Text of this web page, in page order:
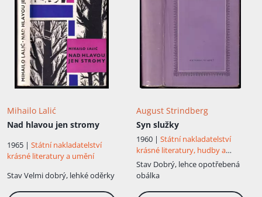
Mihailo Lalić
Nad hlavou jen stromy
1965 | Státní nakladatelství
krásné literatury a umění
StavVelmi dobrý, lehké oděrky
August Strindberg
Syn služky
1960 | Státní nakladatelství
krásné literatury, hudby a
umění
Stav Dobrý, lehce opotřebená
obálka